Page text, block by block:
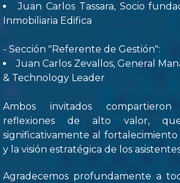
Juan Carlos Tassara, Socio
Inmobiliaria Edifica
- Sección "Referente de Gestión":
Juan Carlos Zevallos, General
& Technology Leader
Ambos invitados
reflexiones de alto valor,
significativamente al
y la visión estratégica de los
Agradecemos profundamente a